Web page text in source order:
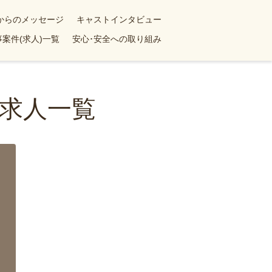
らのメッセージ
キャストインタビュー
案件(求人)一覧
安心･安全への取り組み
人一覧